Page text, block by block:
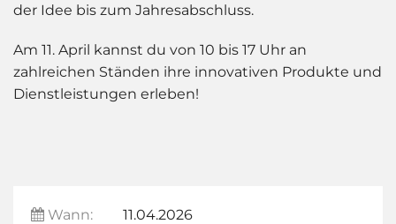
der Idee bis zum Jahresabschluss.
Am 11. April kannst du von 10 bis 17 Uhr an
zahlreichen Ständen ihre innovativen Produkte und
Dienstleistungen erleben!
Wann: 11.04.2026